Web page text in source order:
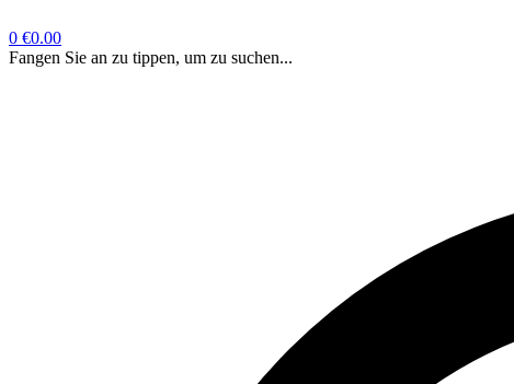
0 €0.00
Fangen Sie an zu tippen, um zu suchen...